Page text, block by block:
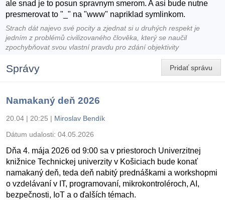
ale snad je to posun spravnym smerom. A asi bude nutne
presmerovat to "_" na "www" napriklad symlinkom.
Strach dát najevo své pocity a zjednat si u druhých respekt je
jedním z problémů civilizovaného člověka, který se naučil
zpochybňovat svou vlastní pravdu pro zdání objektivity
Pridať správu
Správy
Namakaný deň 2026
20.04 | 20:25 | Miroslav Bendík
Dátum udalosti: 04.05.2026
Dňa 4. mája 2026 od 9:00 sa v priestoroch Univerzitnej
knižnice Technickej univerzity v Košiciach bude konať
namakaný deň, teda deň nabitý prednáškami a workshopmi
o vzdelávaní v IT, programovaní, mikrokontroléroch, AI,
bezpečnosti, IoT a o ďalších témach.